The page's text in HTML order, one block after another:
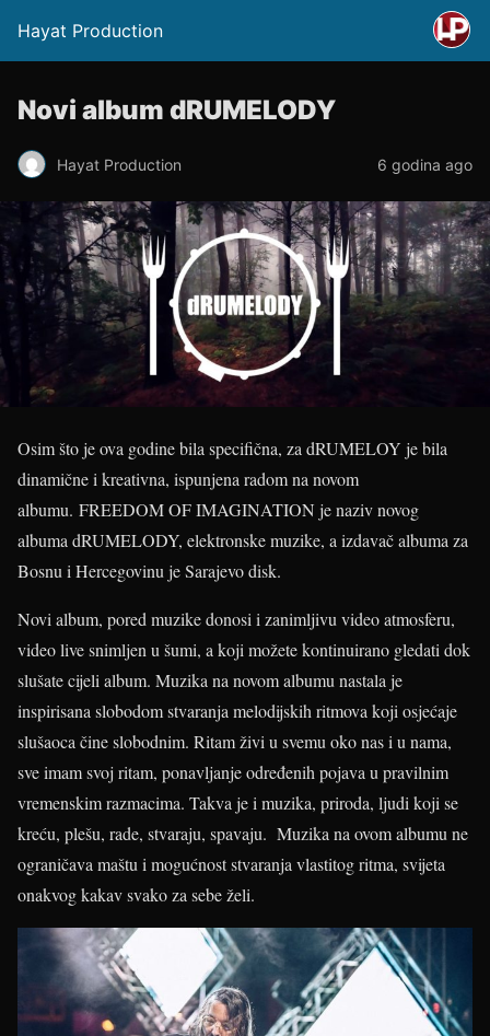
Hayat Production
Novi album dRUMELODY
Hayat Production 6 godina ago
Osim što je ova godine bila specifična, za dRUMELOY je bila
dinamične i kreativna, ispunjena radom na novom
albumu. FREEDOM OF IMAGINATION je naziv novog
albuma dRUMELODY, elektronske muzike, a izdavač albuma za
Bosnu i Hercegovinu je Sarajevo disk.
Novi album, pored muzike donosi i zanimljivu video atmosferu,
video live snimljen u šumi, a koji možete kontinuirano gledati dok
slušate cijeli album. Muzika na novom albumu nastala je
inspirisana slobodom stvaranja melodijskih ritmova koji osjećaje
slušaoca čine slobodnim. Ritam živi u svemu oko nas i u nama,
sve imam svoj ritam, ponavljanje određenih pojava u pravilnim
vremenskim razmacima. Takva je i muzika, priroda, ljudi koji se
kreću, plešu, rade, stvaraju, spavaju. Muzika na ovom albumu ne
ograničava maštu i mogućnost stvaranja vlastitog ritma, svijeta
onakvog kakav svako za sebe želi.